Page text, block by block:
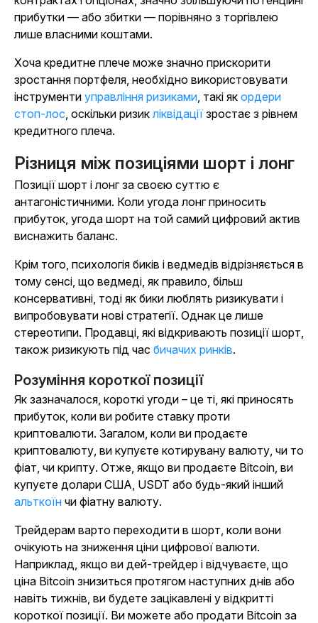
прибутки — або збитки — порівняно з торгівлею
лише власними коштами.
Хоча кредитне плече може значно прискорити
зростання портфеля, необхідно використовувати
інструменти управління ризиками , такі як ордери
стоп-лос , оскільки ризик ліквідації зростає з рівнем
кредитного плеча.
Різниця між позиціями шорт і лонг
Позиції шорт і лонг за своєю суттю є
антагоністичними. Коли угода лонг приносить
прибуток, угода шорт на той самий цифровий актив
виснажить баланс.
Крім того, психологія биків і ведмедів відрізняється в
тому сенсі, що ведмеді, як правило, більш
консервативні, тоді як бики люблять ризикувати і
випробовувати нові стратегії. Однак це лише
стереотипи. Продавці, які відкривають позиції шорт,
також ризикують під час бичачих ринків.
Розуміння короткої позиції
Як зазначалося, короткі угоди – це ті, які приносять
прибуток, коли ви робите ставку проти
криптовалюти. Загалом, коли ви продаєте
криптовалюту, ви купуєте котирувану валюту, чи то
фіат, чи крипту. Отже, якщо ви продаєте Bitcoin, ви
купуєте долари США, USDT або будь-який інший
альткоїн чи фіатну валюту.
Трейдерам варто переходити в шорт, коли вони
очікують на зниження ціни цифрової валюти.
Наприклад, якщо ви дей-трейдер і відчуваєте, що
ціна Bitcoin знизиться протягом наступних днів або
навіть тижнів, ви будете зацікавлені у відкритті
короткої позиції. Ви можете або продати Bitcoin за